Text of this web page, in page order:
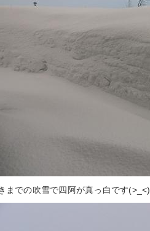
までの吹雪で四阿が真っ白です(>_<)